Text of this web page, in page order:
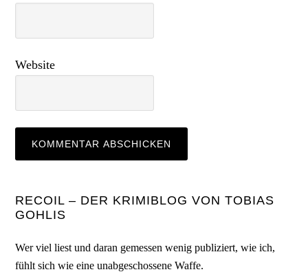
Website
Seitenspalte
RECOIL – DER KRIMIBLOG VON TOBIAS
GOHLIS
Wer viel liest und daran gemessen wenig publiziert, wie ich,
fühlt sich wie eine unabgeschossene Waffe.